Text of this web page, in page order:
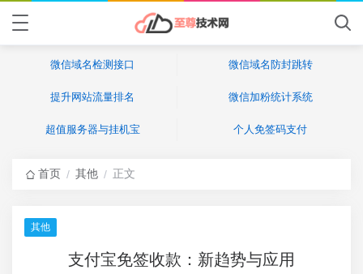
微信域名检测接口 微信域名防封跳转
提升网站流量排名 微信加粉统计系统
超值服务器与挂机宝 个人免签码支付
首页 / 其他 / 正文
其他
支付宝免签收款：新趋势与应用